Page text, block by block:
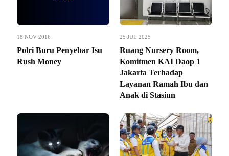
18 NOV 2016
Polri Buru Penyebar Isu
Rush Money
25 JUL 2025
Ruang Nursery Room,
Komitmen KAI Daop 1
Jakarta Terhadap
Layanan Ramah Ibu dan
Anak di Stasiun